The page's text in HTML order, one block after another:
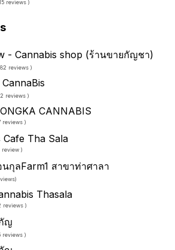
reviews )
- Cannabis shop (ร้านขายกัญชา)
reviews )
reviews )
CANNABIS
reviews )
Cafe Tha Sala
review )
นกุลFarm1 สาขาท่าศาลา
)
Thasala
reviews )
ญ
reviews )